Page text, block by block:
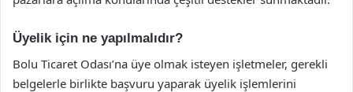
Üyelik için ne yapılmalıdır?
Bolu Ticaret Odası’na üye olmak isteyen işletmeler, gerekli
belgelerle birlikte başvuru yaparak üyelik işlemlerini